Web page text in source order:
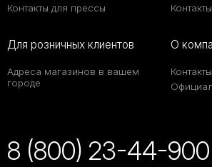
Контакты для прессы
Для розничных клиентов
Адреса магазинов в вашем
городе
О
Контакты
8 (800) 23-44-900